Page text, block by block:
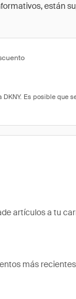
están
artículos a tu
más